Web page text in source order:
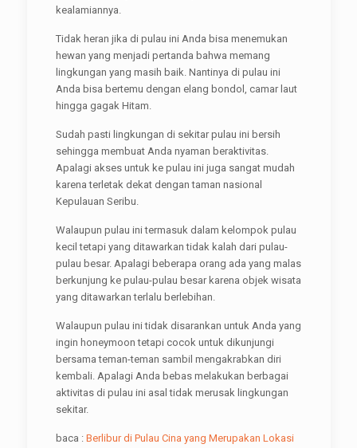
kealamiannya.
Tidak heran jika di pulau ini Anda bisa menemukan
hewan yang menjadi pertanda bahwa memang
lingkungan yang masih baik. Nantinya di pulau ini
Anda bisa bertemu dengan elang bondol, camar laut
hingga gagak Hitam.
Sudah pasti lingkungan di sekitar pulau ini bersih
sehingga membuat Anda nyaman beraktivitas.
Apalagi akses untuk ke pulau ini juga sangat mudah
karena terletak dekat dengan taman nasional
Kepulauan Seribu.
Walaupun pulau ini termasuk dalam kelompok pulau
kecil tetapi yang ditawarkan tidak kalah dari pulau-
pulau besar. Apalagi beberapa orang ada yang malas
berkunjung ke pulau-pulau besar karena objek wisata
yang ditawarkan terlalu berlebihan.
Walaupun pulau ini tidak disarankan untuk Anda yang
ingin honeymoon tetapi cocok untuk dikunjungi
bersama teman-teman sambil mengakrabkan diri
kembali. Apalagi Anda bebas melakukan berbagai
aktivitas di pulau ini asal tidak merusak lingkungan
sekitar.
baca : Berlibur di Pulau Cina yang Merupakan Lokasi